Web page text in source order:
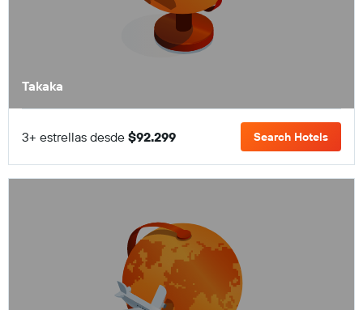
Takaka
3+ estrellas desde $92.299 Search Hotels